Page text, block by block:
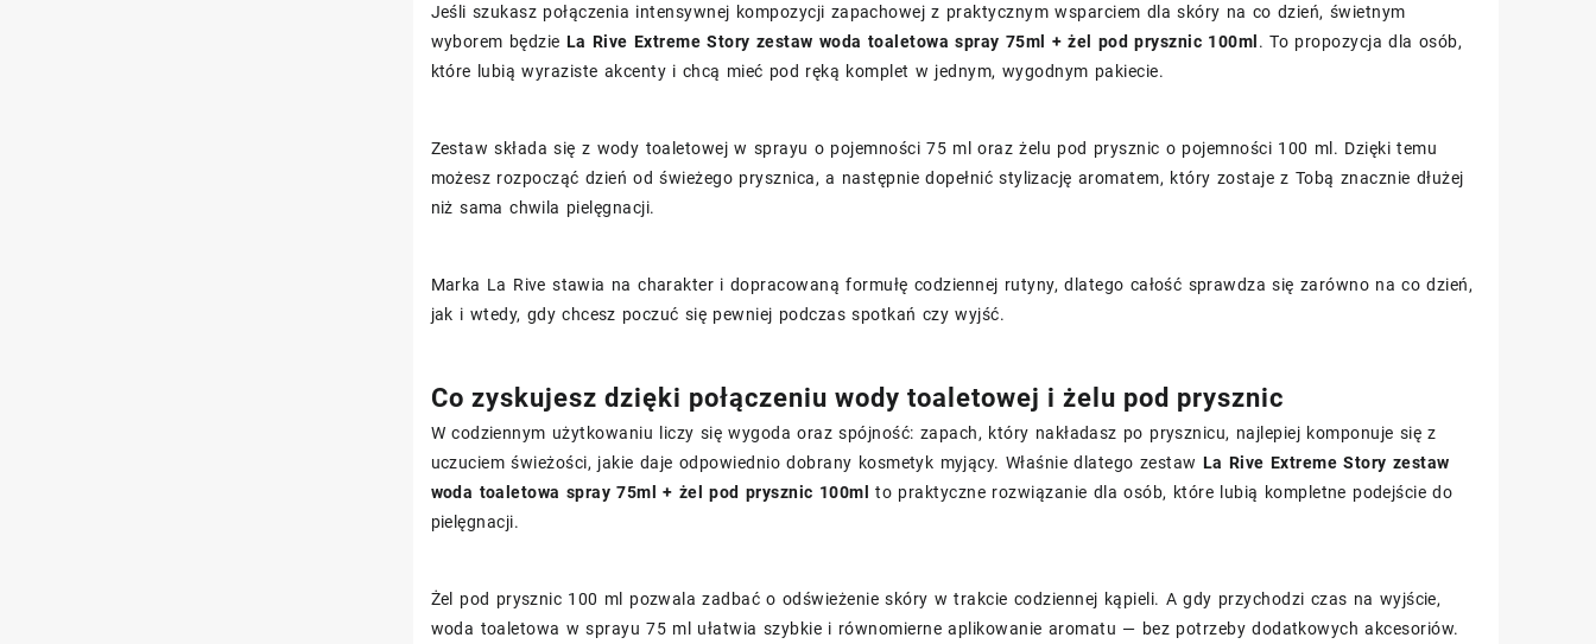
Jeśli szukasz połączenia intensywnej kompozycji zapachowej z praktycznym wsparciem dla skóry na co dzień, świetnym
wyborem będzie La Rive Extreme Story zestaw woda toaletowa spray 75ml + żel pod prysznic 100ml . To propozycja dla osób,
które lubią wyraziste akcenty i chcą mieć pod ręką komplet w jednym, wygodnym pakiecie.
Zestaw składa się z wody toaletowej w sprayu o pojemności 75 ml oraz żelu pod prysznic o pojemności 100 ml. Dzięki temu
możesz rozpocząć dzień od świeżego prysznica, a następnie dopełnić stylizację aromatem, który zostaje z Tobą znacznie dłużej
niż sama chwila pielęgnacji.
Marka La Rive stawia na charakter i dopracowaną formułę codziennej rutyny, dlatego całość sprawdza się zarówno na co dzień,
jak i wtedy, gdy chcesz poczuć się pewniej podczas spotkań czy wyjść.
Co zyskujesz dzięki połączeniu wody toaletowej i żelu pod prysznic
W codziennym użytkowaniu liczy się wygoda oraz spójność: zapach, który nakładasz po prysznicu, najlepiej komponuje się z
uczuciem świeżości, jakie daje odpowiednio dobrany kosmetyk myjący. Właśnie dlatego zestaw La Rive Extreme Story zestaw
woda toaletowa spray 75ml + żel pod prysznic 100ml
to praktyczne rozwiązanie dla osób, które lubią kompletne podejście do
pielęgnacji.
Żel pod prysznic 100 ml pozwala zadbać o odświeżenie skóry w trakcie codziennej kąpieli. A gdy przychodzi czas na wyjście,
woda toaletowa w sprayu 75 ml ułatwia szybkie i równomierne aplikowanie aromatu — bez potrzeby dodatkowych akcesoriów.